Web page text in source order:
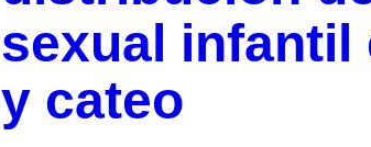
sexual infantil
y cateo